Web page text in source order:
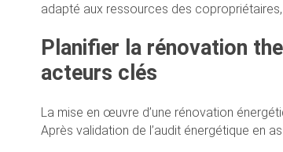
adapté aux ressources des
Planifier la rénovation
acteurs clés
La mise en œuvre d’une rénovation
Après validation de l’audit énergétique en